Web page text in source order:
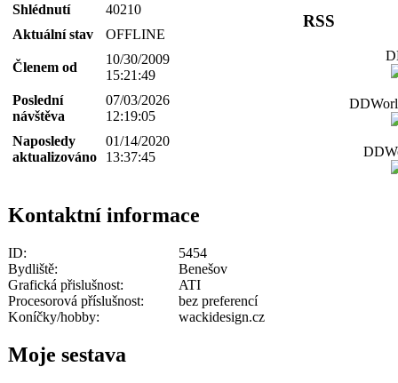
Shlédnutí
40210
Aktuální stav
OFFLINE
Členem od
10/30/2009
15:21:49
Poslední
návštěva
07/03/2026
12:19:05
Naposledy
aktualizováno
01/14/2020
13:37:45
Kontaktní informace
ID:
5454
Bydliště:
Benešov
Grafická přislušnost:
ATI
Procesorová příslušnost:
bez preferencí
Koníčky/hobby:
wackidesign.cz
Moje sestava
RSS